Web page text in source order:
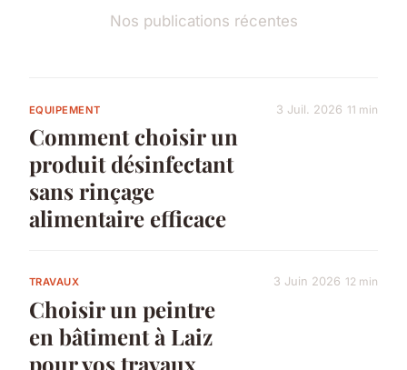
Nos publications récentes
EQUIPEMENT
Comment choisir un
produit désinfectant
sans rinçage
alimentaire efficace
3 Juil. 2026 11 min
TRAVAUX
Choisir un peintre
en bâtiment à Laiz
pour vos travaux
3 Juin 2026 12 min